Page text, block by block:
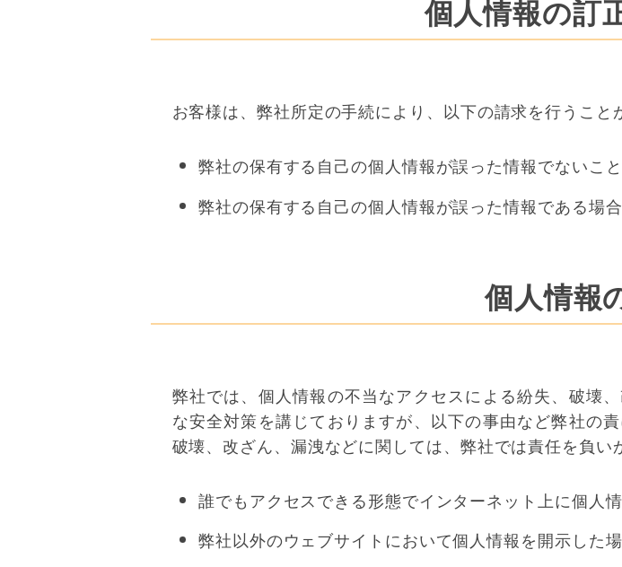
個人情報の訂
お客様は、弊社所定の手続により、以下の請求を行うこと
弊社の保有する自己の個人情報が誤った情報でないこ
弊社の保有する自己の個人情報が誤った情報である場
個人情報
弊社では、個人情報の不当なアクセスによる紛失、破壊
な安全対策を講じておりますが、以下の事由など弊社の
破壊、改ざん、漏洩などに関しては、弊社では責任を負い
誰でもアクセスできる形態でインターネット上に個人
弊社以外のウェブサイトにおいて個人情報を開示した